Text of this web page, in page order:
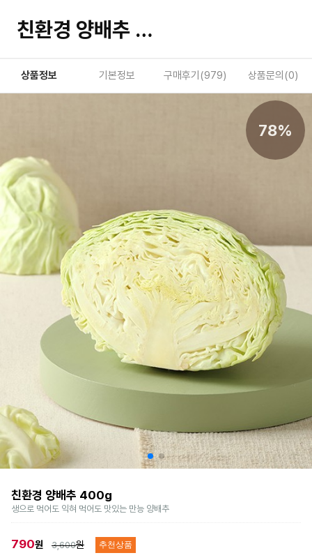
친환경 양배추 400g
상품정보 기본정보 구매후기(979) 상품문의(0)
78%
친환경 양배추 400g
생으로 먹어도 익혀 먹어도 맛있는 만능 양배추
790원 3,600원 추천상품